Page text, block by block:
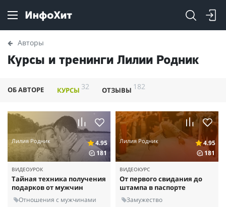
Авторы
Курсы и тренинги Лилии Родник
ОБ АВТОРЕ КУРСЫ 32 ОТЗЫВЫ 182
Лилия Родник
4.95
181
ВИДЕОУРОК
Тайная техника получения
подарков от мужчин
Отношения с мужчинами
Лилия Родник
4.95
181
ВИДЕОКУРС
От первого свидания до
штампа в паспорте
Замужество